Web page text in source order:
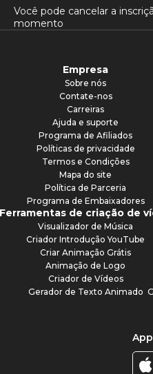
Você pode cancelar a
momento
Empresa
Sobre nós
Contate-nos
Carreiras
Ajuda e suporte
Programa de Afiliados
Políticas de privacidade
Termos e Condições
Mapa do site
Política de Parceria
Programa de Embaixadores
de criação de
Visualizador de Música
Criador Introdução YouTube
Criar Animação Grátis
Animação de Logo
Criador de Vídeos
Gerador de Texto Animado